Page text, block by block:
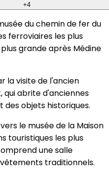
+4
du chemin de fer du
ferroviaires les plus
grande après Médine
la visite de l'ancien
qui abrite d'anciennes
des objets historiques.
le musée de la Maison
touristiques les plus
une salle
traditionnels.